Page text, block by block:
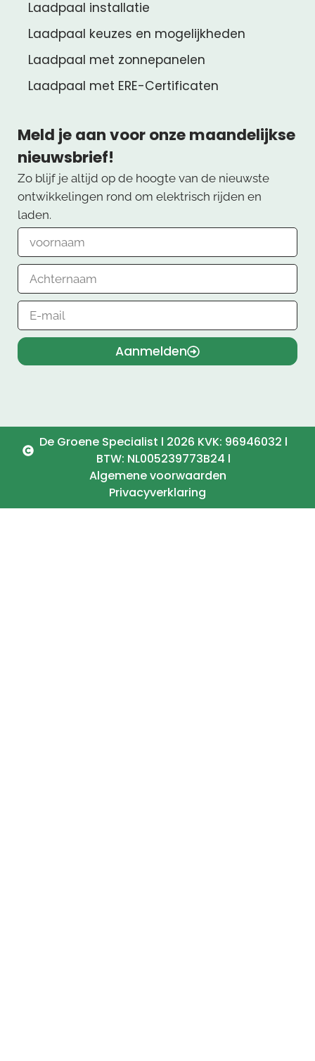
Laadpaal installatie
Laadpaal keuzes en mogelijkheden
Laadpaal met zonnepanelen
Laadpaal met ERE-Certificaten
Meld je aan voor onze maandelijkse
nieuwsbrief!
Zo blijf je altijd op de hoogte van de nieuwste
ontwikkelingen rond om elektrisch rijden en
laden.
Aanmelden
Algemene voorwaarden
De Groene Specialist l 2026 KVK: 96946032 l
BTW: NL005239773B24 l
Privacyverklaring